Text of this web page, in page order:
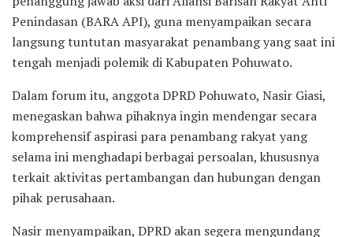
Penindasan (BARA API), guna menyampaikan secara
langsung tuntutan masyarakat penambang yang saat ini
tengah menjadi polemik di Kabupaten Pohuwato.
Dalam forum itu, anggota DPRD Pohuwato, Nasir Giasi,
menegaskan bahwa pihaknya ingin mendengar secara
komprehensif aspirasi para penambang rakyat yang
selama ini menghadapi berbagai persoalan, khususnya
terkait aktivitas pertambangan dan hubungan dengan
pihak perusahaan.
Nasir menyampaikan, DPRD akan segera mengundang